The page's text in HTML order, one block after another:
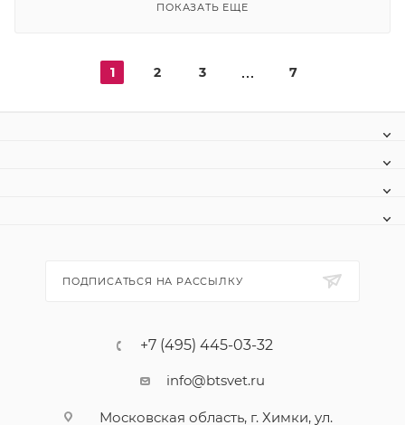
ПОКАЗАТЬ ЕЩЕ
1 2 3 7
ПОДПИСАТЬСЯ НА РАССЫЛКУ
+7 (495) 445-03-32
info@btsvet.ru
Московская область, г. Химки, ул.